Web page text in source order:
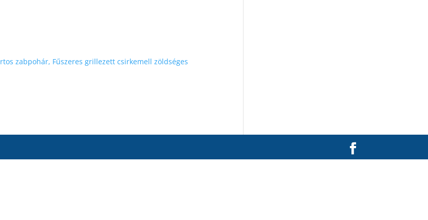
zabpohár, Fűszeres grillezett csirkemell zöldséges